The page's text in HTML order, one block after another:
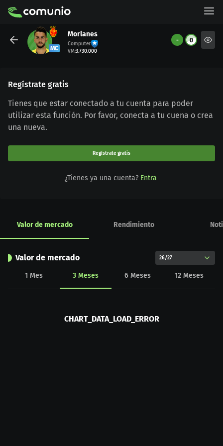
MC
Morlanes
Computer
VM:3.730.000
- 0
Regístrate gratis
Tienes que estar conectado a tu cuenta para poder
utilizar esta función. Por favor, conecta a tu cuena o crea
una nueva.
Regístrate gratis
¿Tienes ya una cuenta? Entra
Valor de mercado Rendimiento
Valor de mercado 26/27
1 Mes 3 Meses 6 Meses 12 Meses
CHART_DATA_LOAD_ERROR